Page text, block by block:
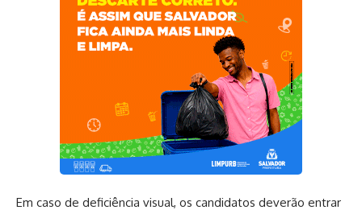
Em caso de deficiência visual, os candidatos deverão entrar